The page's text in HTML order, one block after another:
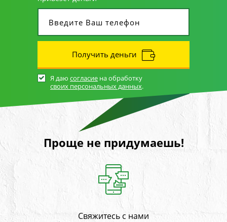
Получить деньги
Я даю согласие на обработку
своих персональных данных.
Проще не придумаешь!
Свяжитесь с нами